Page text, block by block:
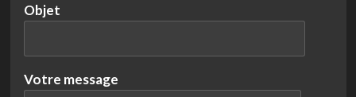
Objet
Votre message